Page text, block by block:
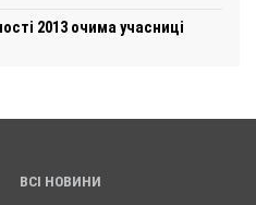
2013 очима учасниці
ВСІ НОВИНИ